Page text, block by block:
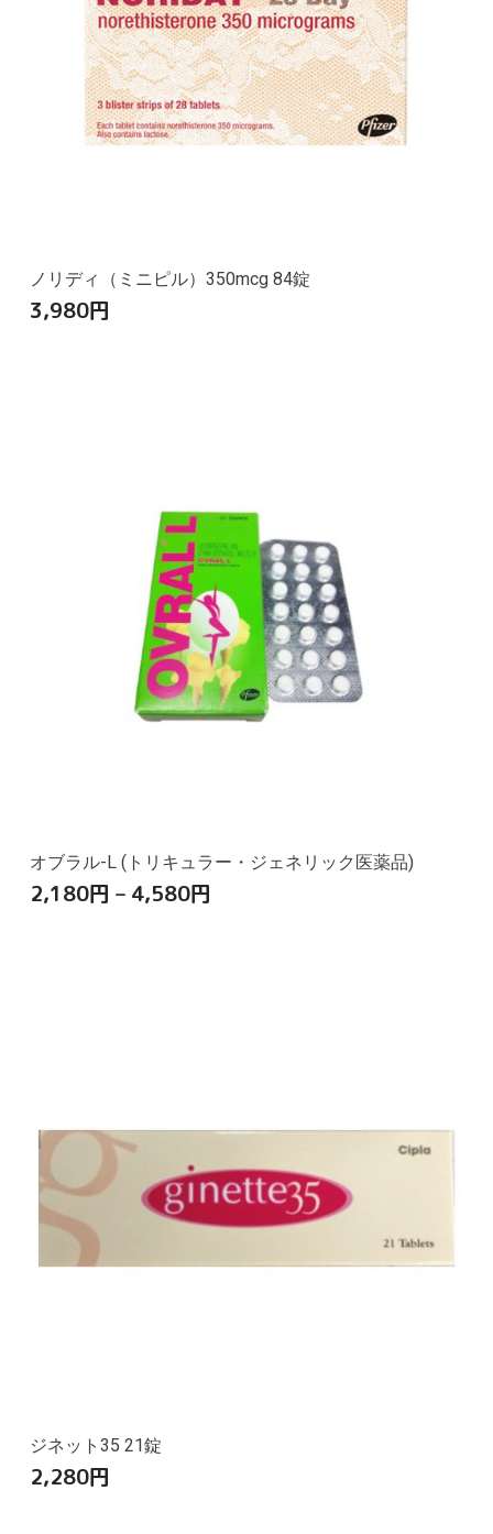
ノリディ（ミニピル）350mcg 84錠
3,980円
オブラル-L (トリキュラー・ジェネリック医薬品)
2,180円 – 4,580円
ジネット35 21錠
2,280円